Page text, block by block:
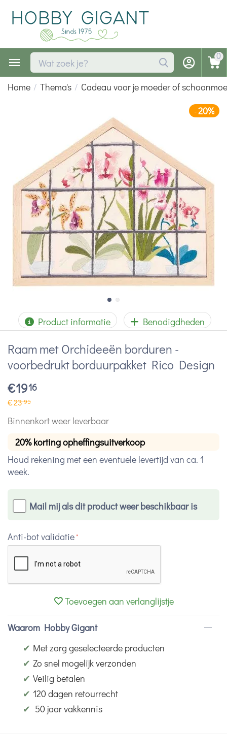
0
Home / Thema's / Cadeau voor je moeder of
-20%
Product informatie Benodigdheden
Raam met Orchideeën borduren -
voorbedrukt borduurpakket Rico Design
€1916
€2395
Binnenkort weer leverbaar
20% korting opheffingsuitverkoop
Houd rekening met een eventuele levertijd van ca. 1
week.
Mail mij als dit product weer beschikbaar is
Anti-bot validatie
Toevoegen aan verlanglijstje
Waarom Hobby Gigant
✔ Met zorg geselecteerde producten
✔ Zo snel mogelijk verzonden
✔ Veilig betalen
✔ 120 dagen retourrecht
✔ 50 jaar vakkennis